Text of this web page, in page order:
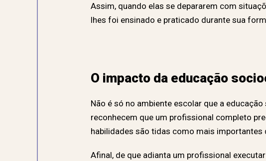
Assim, quando elas se depararem com
lhes foi ensinado e praticado durante sua
O impacto da educação
Não é só no ambiente escolar que a
reconhecem que um profissional completo
habilidades são tidas como mais
Afinal, de que adianta um profissional